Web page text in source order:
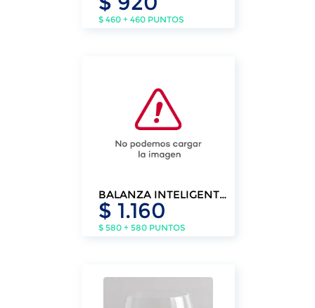
$ 460 + 460 PUNTOS
BALANZA INTELIGENTE
DIGITAL BLUETOOTH
KLASSE.
$ 1.160
$ 580 + 580 PUNTOS